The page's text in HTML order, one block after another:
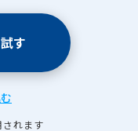
す
れます